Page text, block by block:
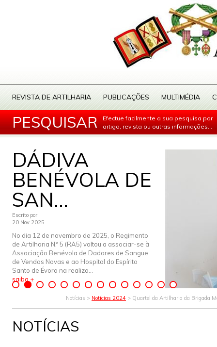
REVISTA DE ARTILHARIA PUBLICAÇÕES MULTIMÉDIA
PESQUISAR
Efectue facilmente a sua pesquisa por
artigo, revista ou outras informações...
DÁDIVA
BENÉVOLA DE
SAN...
Escrito por
20 Nov 2025
No dia 12 de novembro de 2025, o Regimento
de Artilharia N.º 5 (RA5) voltou a associar-se à
Associação Benévola de Dadores de Sangue
de Vendas Novas e ao Hospital do Espírito
Santo de Évora na realiza...
saiba +
Notícias > Notícias 2024 > Quartel da Artilharia da Brigada
NOTÍCIAS